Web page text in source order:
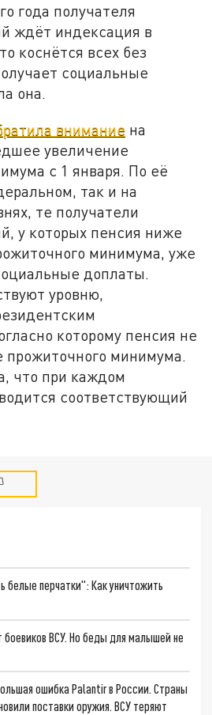
года получателя
ждёт индексация в
коснётся всех без
социальные
она.
внимание на
увеличение
с 1 января. По её
так и на
те получатели
у которых пенсия ниже
минимума, уже
доплаты.
уровню,
которому пенсия не
минимума.
что при каждом
соответствующий
белые перчатки": Как уничтожить
боевиков ВСУ. Но беды для малышей не
ошибка Palantir в России. Страны
поставки оружия. ВСУ теряют